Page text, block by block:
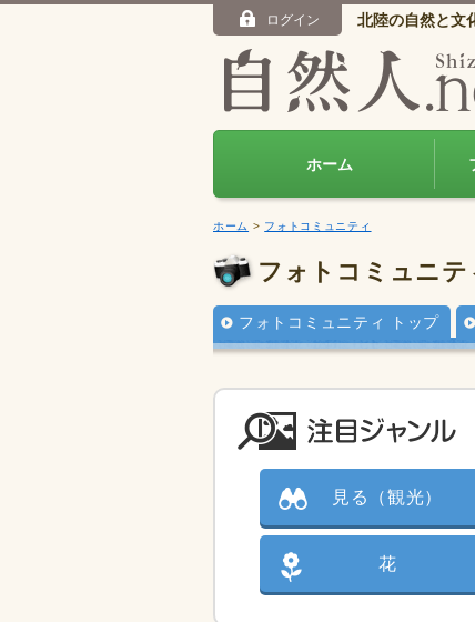
ログイン 北陸の自然と文
ホーム
ホーム > フォトコミュニティ
フォトコミュニテ
フォトコミュニティ トップ
見る（観光）
花